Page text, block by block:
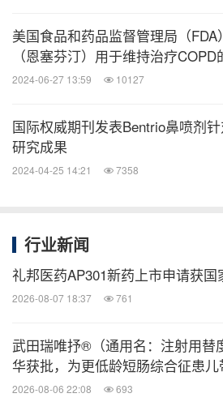
美国食品和药品监督管理局（
（恩塞芬汀）用于维持治疗
2024-06-27 13:59 10127
国际权威期刊发表Bentrio鼻喷剂
研究成果
2024-04-25 14:21 7358
行业新闻
礼邦医药AP301新药上市申请获国
2026-08-07 18:37 761
武田瑞唯抒®（通用名：注射用替
华获批，为更低龄短肠综合征患
2026-08-06 22:08 693